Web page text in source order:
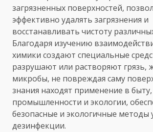
загрязненных поверхностей,
эффективно удалять загрязнения и
восстанавливать чистоту
Благодаря изучению
химики создают специальные
разрушают или растворяют грязь,
микробы, не повреждая саму
знания находят применение в быту,
промышленности и экологии,
безопасные и экологичные методы
дезинфекции.